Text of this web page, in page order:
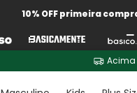
10% OFF primeira
Acima